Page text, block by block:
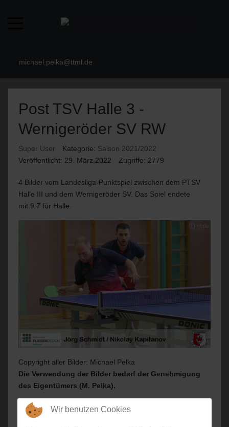
michael.pelka@ttml.de
Post TSV Halle 3 -
Wernigeröder SV RW
Super User Kategorie: Saison 2021/2022
Veröffentlicht: 29. März 2022
Zugriffe: 2779
4 Bilder vom Landesliga-Punktspiel zwischen dem PTSV
Halle III und dem Wernigeröder SV. Das Spiel endete
mit 9:7 für Halle.
Copyright aller Bilder: Michael Pelka
Die Verwendung der Bilder bedarf der Genehmigung
des Eigentümers (M. Pelka).
ZurückWir benutzen Cookies